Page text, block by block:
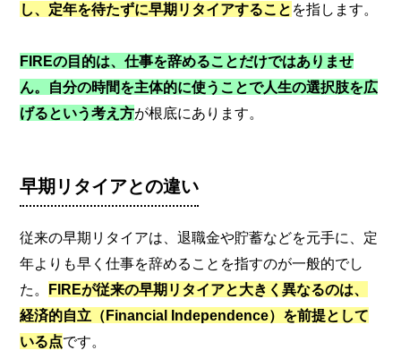
し、定年を待たずに早期リタイアすること を指します。
FIREの目的は、仕事を辞めることだけではありませ
ん。自分の時間を主体的に使うことで人生の選択肢を広
げるという考え方が根底にあります。
早期リタイアとの違い
従来の早期リタイアは、退職金や貯蓄などを元手に、定
年よりも早く仕事を辞めることを指すのが一般的でし
た。
FIREが従来の早期リタイアと大きく異なるのは、
経済的自立（Financial Independence）を前提として
いる点です。